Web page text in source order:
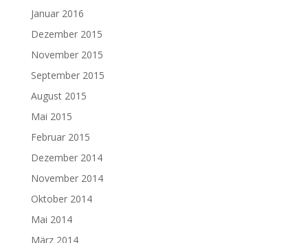
Januar 2016
Dezember 2015
November 2015
September 2015
August 2015
Mai 2015
Februar 2015
Dezember 2014
November 2014
Oktober 2014
Mai 2014
März 2014